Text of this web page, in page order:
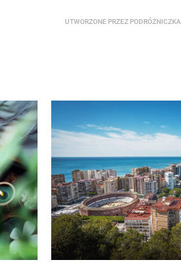
UTWORZONE PRZEZ